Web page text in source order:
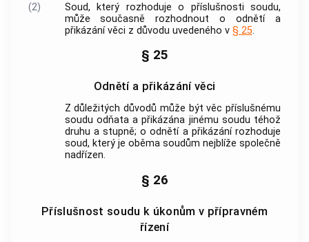
(2)
Soud, který rozhoduje o příslušnosti soudu,
může současně rozhodnout o odnětí a
přikázání věci z důvodu uvedeného v § 25.
§ 25
Odnětí a přikázání věci
Z důležitých důvodů může být věc příslušnému
soudu odňata a přikázána jinému soudu téhož
druhu a stupně; o odnětí a přikázání rozhoduje
soud, který je oběma soudům nejblíže společně
nadřízen.
§ 26
Příslušnost soudu k úkonům v přípravném
řízení